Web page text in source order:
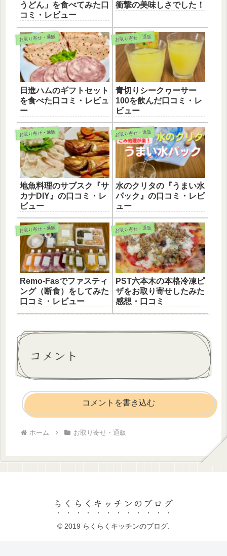
うどん」を食べてみた口
コミ・レビュー
衝撃の美味しさでした！
お取り寄せ・通販
日進ハムのギフトセット
を食べた口コミ・レビュ
ー
お取り寄せ・通販
青切りシークヮーサー
100を飲んだ口コミ・レ
ビュー
お取り寄せ・通販
地魚料理のサブスク『サ
カナDIY』の口コミ・レ
ビュー
お取り寄せ・通販
水のクリタの『うまい水
パック』の口コミ・レビ
ュー
お取り寄せ・通販
Remo-Fasでファスティ
ング（断食）をしてみた
口コミ・レビュー
お取り寄せ・通販
PST六本木の本格冷凍ピ
ザをお取り寄せしたみた
感想・口コミ
コメント
コメントを書き込む
ホーム お取り寄せ・通販
らくらくキッチンのブログ
© 2019 らくらくキッチンのブログ.